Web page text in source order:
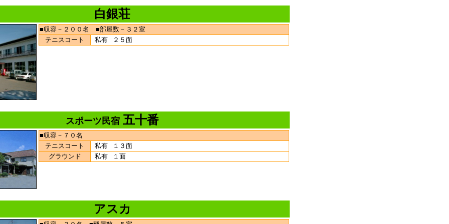
白銀荘
■収容－２００名 ■部屋数－３２室
テニスコート
私有 ２５面
スポーツ民宿 五十番
■収容－７０名
テニスコート
私有
１３面
グラウンド
私有 １面
アスカ